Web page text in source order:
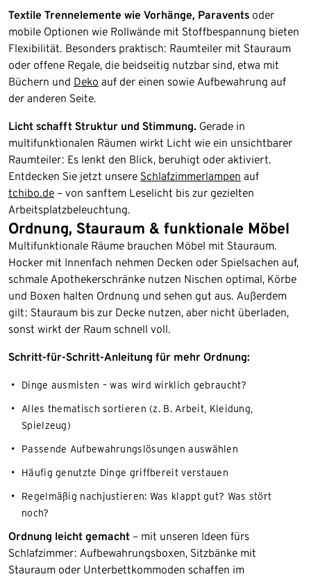
Textile Trennelemente wie Vorhänge, Paravents oder
mobile Optionen wie Rollwände mit Stoffbespannung bieten
Flexibilität. Besonders praktisch: Raumteiler mit Stauraum
oder offene Regale, die beidseitig nutzbar sind, etwa mit
Büchern und Deko auf der einen sowie Aufbewahrung auf
der anderen Seite.
Licht schafft Struktur und Stimmung. Gerade in
multifunktionalen Räumen wirkt Licht wie ein unsichtbarer
Raumteiler: Es lenkt den Blick, beruhigt oder aktiviert.
Entdecken Sie jetzt unsere Schlafzimmerlampen auf
tchibo.de – von sanftem Leselicht bis zur gezielten
Arbeitsplatzbeleuchtung.
Ordnung, Stauraum & funktionale Möbel
Multifunktionale Räume brauchen Möbel mit Stauraum.
Hocker mit Innenfach nehmen Decken oder Spielsachen auf,
schmale Apothekerschränke nutzen Nischen optimal, Körbe
und Boxen halten Ordnung und sehen gut aus. Außerdem
gilt: Stauraum bis zur Decke nutzen, aber nicht überladen,
sonst wirkt der Raum schnell voll.
Schritt-für-Schritt-Anleitung für mehr Ordnung:
Dinge ausmisten – was wird wirklich gebraucht?
Alles thematisch sortieren (z. B. Arbeit, Kleidung,
Spielzeug)
Passende Aufbewahrungslösungen auswählen
Häufig genutzte Dinge griffbereit verstauen
Regelmäßig nachjustieren: Was klappt gut? Was stört
noch?
Ordnung leicht gemacht – mit unseren Ideen fürs
Schlafzimmer: Aufbewahrungsboxen, Sitzbänke mit
Stauraum oder Unterbettkommoden schaffen im